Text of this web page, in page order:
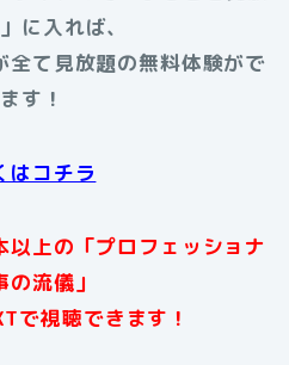
に入れば、
全て見放題の無料体験がで
す！
はコチラ
上の「プロフェッショナ
の流儀」
で視聴できます！